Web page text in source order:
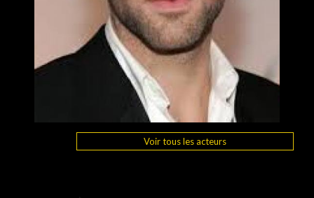
Voir tous les acteurs